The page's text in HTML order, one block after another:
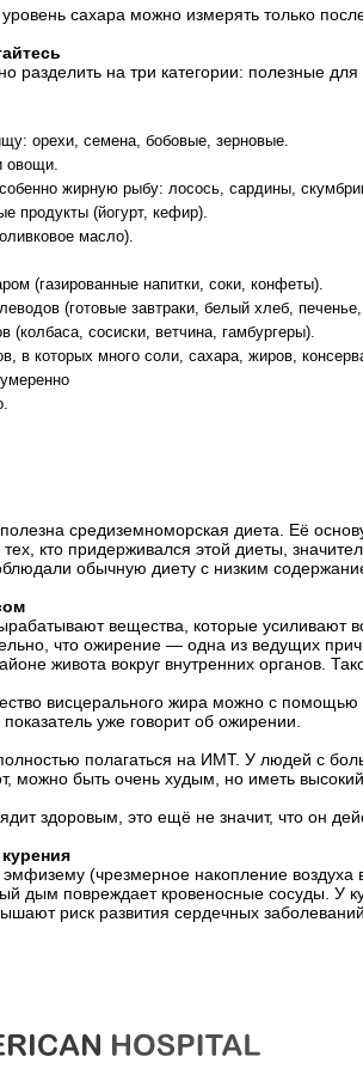
сахара можно измерять только
разделить на три категории: полезные
орехи, семена, бобовые, зерновые.
овощи.
жирную рыбу: лосось, сардины,
продукты (йогурт, кефир).
масло).
(газированные напитки, соки, конфеты).
(готовые завтраки, белый хлеб,
(колбаса, сосиски, ветчина, гамбургеры).
в которых много соли, сахара, жиров,
средиземноморская диета. Её
тех, кто придерживался этой диеты,
обычную диету с низким
вещества, которые усиливают
что ожирение — одна из ведущих
живота вокруг внутренних органов.
висцерального жира можно с
уже говорит об ожирении.
полагаться на ИМТ. У людей с
можно быть очень худым, но иметь
здоровым, это ещё не значит, что он
(чрезмерное накопление воздуха
дым повреждает кровеносные сосуды. У
риск развития сердечных заболеваний